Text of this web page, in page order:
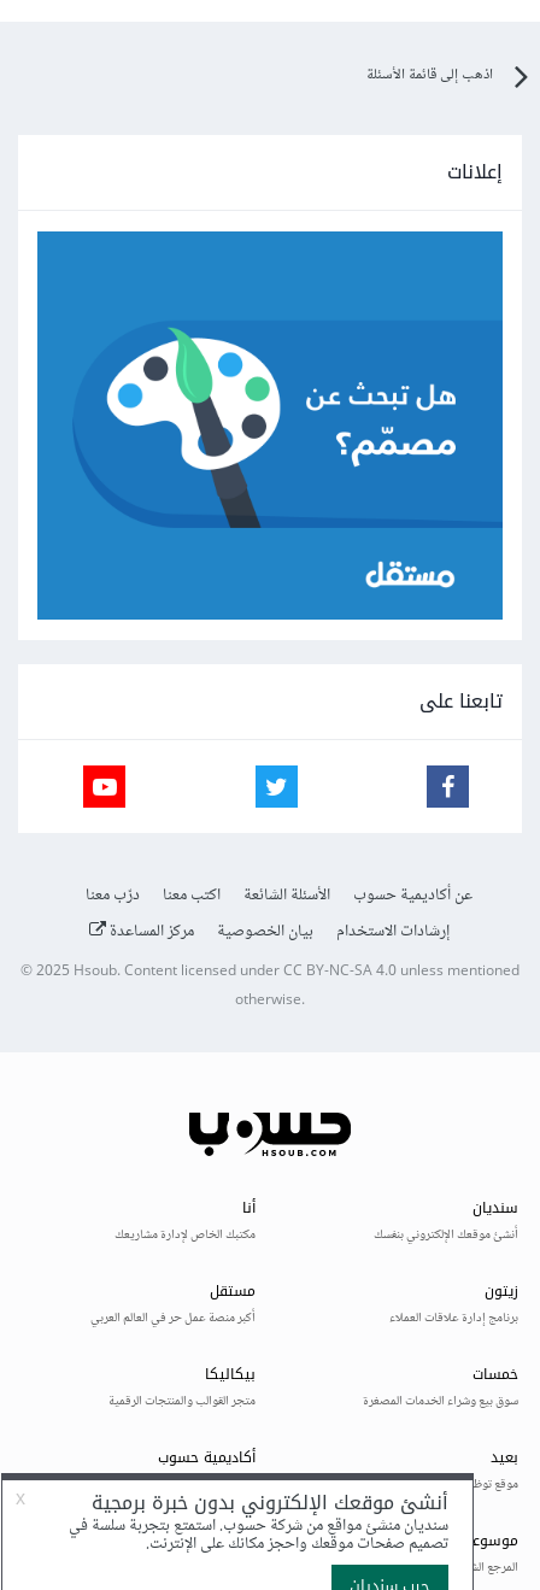
اذهب إلى قائمة الأسئلة
إعلانات
تابعنا على
عن أكاديمية حسوب الأسئلة الشائعة اكتب معنا
درّب معنا
إرشادات الاستخدام
بيان الخصوصية مركز المساعدة
© 2025Hsoub.Content licensed underCC BY-NC-SA 4.0unless mentioned
otherwise.